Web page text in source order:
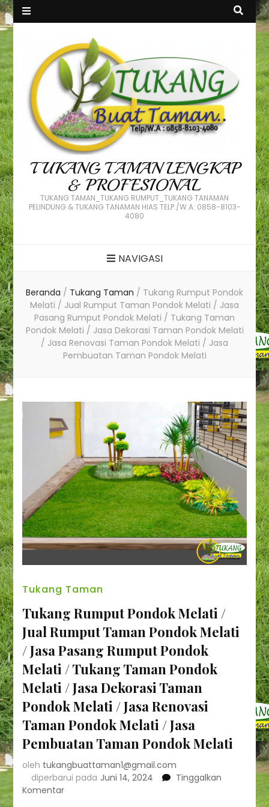
TUKANG TAMAN LENGKAP
& PROFESIONAL
TUKANG TAMAN_TUKANG RUMPUT_TUKANG TANAMAN
PELINDUNG & TUKANG TANAMAN HIAS TELP./W.A: 0858-8103-
4080
NAVIGASI
Beranda / Tukang Taman / Tukang Rumput Pondok
Melati / Jual Rumput Taman Pondok Melati / Jasa
Pasang Rumput Pondok Melati / Tukang Taman
Pondok Melati / Jasa Dekorasi Taman Pondok Melati
/ Jasa Renovasi Taman Pondok Melati / Jasa
Pembuatan Taman Pondok Melati
Tukang Taman
Tukang Rumput Pondok Melati /
Jual Rumput Taman Pondok Melati
/ Jasa Pasang Rumput Pondok
Melati / Tukang Taman Pondok
Melati / Jasa Dekorasi Taman
Pondok Melati / Jasa Renovasi
Taman Pondok Melati / Jasa
Pembuatan Taman Pondok Melati
oleh tukangbuattaman1@gmail.com
diperbarui pada Juni 14, 2024
Tinggalkan
Komentarpada